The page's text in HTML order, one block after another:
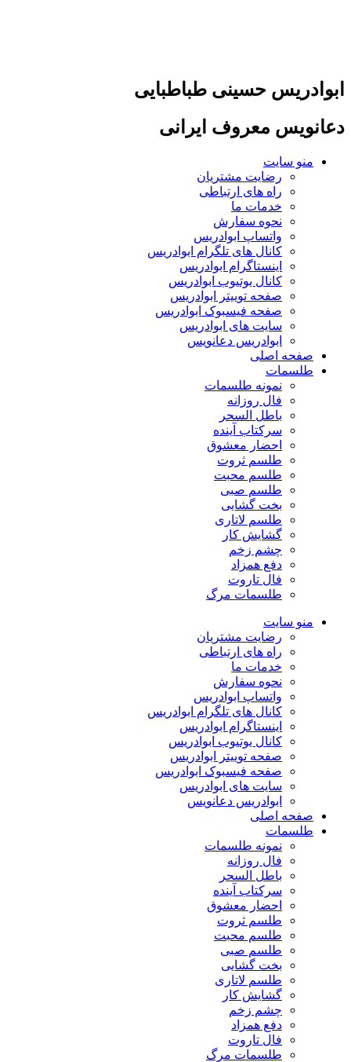
ابوادریس حسینی طباطبایی
دعانویس معروف ایرانی
منو سایت
رضایت مشتریان
راه های ارتباطی
خدمات ما
نحوه سفارش
واتساپ ابوادریس
کانال های تلگرام ابوادریس
اینستاگرام ابوادریس
کانال یوتیوب ابوادریس
صفحه توییتر ابوادریس
صفحه فیسبوک ابوادریس
سایت های ابوادریس
ابوادریس دعانویس
صفحه اصلی
طلسمات
نمونه طلسمات
فال روزانه
باطل السحر
سرکتاب آینده
احضار معشوق
طلسم ثروت
طلسم محبت
طلسم صبی
بخت گشایی
طلسم لاتاری
گشایش کار
چشم زخم
دفع همزاد
فال تاروت
طلسمات مرگ
منو سایت
رضایت مشتریان
راه های ارتباطی
خدمات ما
نحوه سفارش
واتساپ ابوادریس
کانال های تلگرام ابوادریس
اینستاگرام ابوادریس
کانال یوتیوب ابوادریس
صفحه توییتر ابوادریس
صفحه فیسبوک ابوادریس
سایت های ابوادریس
ابوادریس دعانویس
صفحه اصلی
طلسمات
نمونه طلسمات
فال روزانه
باطل السحر
سرکتاب آینده
احضار معشوق
طلسم ثروت
طلسم محبت
طلسم صبی
بخت گشایی
طلسم لاتاری
گشایش کار
چشم زخم
دفع همزاد
فال تاروت
طلسمات مرگ